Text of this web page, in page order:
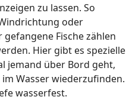
zu lassen. So
oder
Fische zählen
Hier gibt es spezielle
jemand über Bord geht,
Wasser wiederzufinden.
wasserfest.